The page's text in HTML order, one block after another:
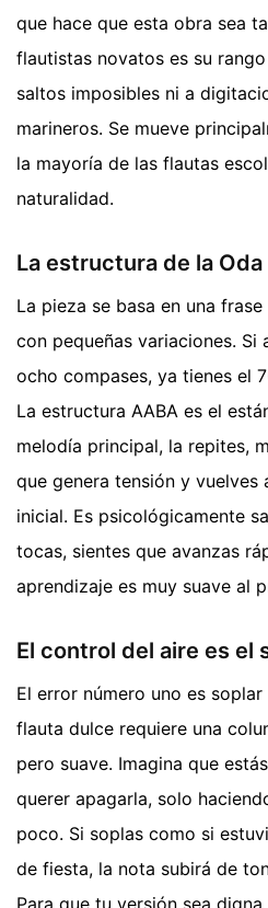
que hace que esta obra sea
flautistas novatos es su
saltos imposibles ni a
marineros. Se mueve
la mayoría de las flautas
naturalidad.
La estructura de la Oda
La pieza se basa en una
con pequeñas variaciones. Si
ocho compases, ya tienes el
La estructura AABA es el
melodía principal, la repites,
que genera tensión y vuelves
inicial. Es psicológicamente
tocas, sientes que avanzas
aprendizaje es muy suave al
El control del aire es el
El error número uno es
flauta dulce requiere una
pero suave. Imagina que
querer apagarla, solo
poco. Si soplas como si
de fiesta, la nota subirá de
Para que tu versión sea